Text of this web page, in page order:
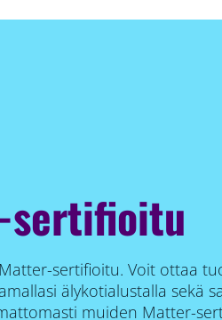
sertifioitu. Voit ottaa
älykotialustalla sekä
muiden Matter-